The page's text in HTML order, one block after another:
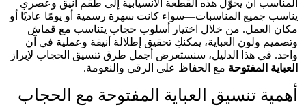
المناسب أن يحوّل هذه القطعة الانسيابية إلى طقم أنيق وعصري
يناسب جميع المناسبات—سواء كانت سهرة رسمية أو يومًا عاديًا أو
مكان العمل. من خلال اختيار أسلوب حجاب يتناسب مع قماش
وتصميم ولون العباية، يمكنكِ تحقيق إطلالة أنيقة وعملية في آن
واحد. في هذا الدليل، سنستعرض أجمل طرق تنسيق الحجاب لإبراز
العباية المفتوحة مع الحفاظ على الرقي والنعومة.
أهمية تنسيق العباية المفتوحة مع الحجاب